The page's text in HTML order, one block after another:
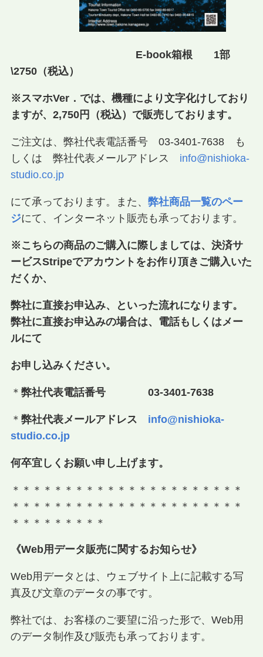
E-book箱根 1部
\2750（税込）
※スマホVer．では、機種により文字化けしており
ますが、2,750円（税込）で販売しております。
ご注文は、弊社代表電話番号 03-3401-7638 も
しくは 弊社代表メールアドレス info@nishioka-
studio.co.jp
にて承っております。また、 弊社商品一覧のペー
ジにて、インターネット販売も承っております。
※こちらの商品のご購入に際しましては、決済サ
ービスStripeでアカウントをお作り頂きご購入いた
だくか、
弊社に直接お申込み、といった流れになります。
弊社に直接お申込みの場合は、電話もしくはメー
ルにて
お申し込みください。
＊ 弊社代表電話番号 03-3401-7638
＊ 弊社代表メールアドレス info@nishioka-
studio.co.jp
何卒宜しくお願い申し上げます。
＊＊＊＊＊＊＊＊＊＊＊＊＊＊＊＊＊＊＊＊＊＊
＊＊＊＊＊＊＊＊＊＊＊＊＊＊＊＊＊＊＊＊＊＊
＊＊＊＊＊＊＊＊＊
《Web用データ販売に関するお知らせ》
Web用データとは、ウェブサイト上に記載する写
真及び文章のデータの事です。
弊社では、お客様のご要望に沿った形で、Web用
のデータ制作及び販売も承っております。